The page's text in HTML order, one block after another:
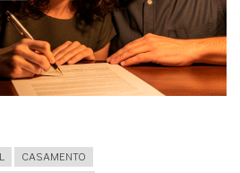
PARTE?
CASAMENTO